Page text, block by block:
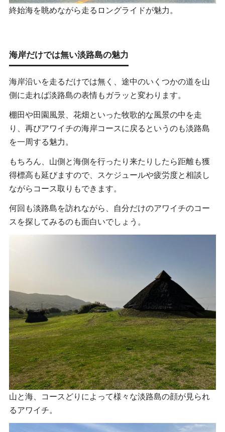
終始海を眺めながら走るロングライドが魅力。
海岸だけでは無い淡路島の魅力
海岸沿いを走るだけでは無く、途中のいくつかの道を山
側に走れば淡路島の表情もガラッと変わります。
棚田や田園風景、花畑といった牧歌的な風景の中を走
り、再びアワイチの海岸コースに戻るというのも淡路島
を一周する魅力。
もちろん、山側と海側を行ったり来たりしたら距離も獲
得標高も延びますので、スケジュールや疲労度と相談し
ながらコース取りもできます。
何回も淡路島を訪れながら、自分だけのアワイチのコー
スを探してみるのも面白いでしょう。
山と海、コースどりによって様々な淡路島の顔が見られ
るアワイチ。